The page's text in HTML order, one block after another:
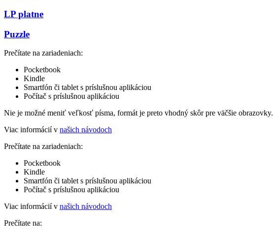
LP platne
Puzzle
Prečítate na zariadeniach:
Pocketbook
Kindle
Smartfón či tablet s príslušnou aplikáciou
Počítač s príslušnou aplikáciou
Nie je možné meniť veľkosť písma, formát je preto vhodný skôr pre väčšie obrazovky.
Viac informácií v našich návodoch
Prečítate na zariadeniach:
Pocketbook
Kindle
Smartfón či tablet s príslušnou aplikáciou
Počítač s príslušnou aplikáciou
Viac informácií v našich návodoch
Prečítate na: